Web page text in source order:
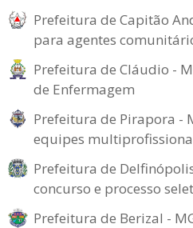
Prefeitura de Capitão
para agentes
Prefeitura de Cláudio -
de Enfermagem
Prefeitura de Pirapora -
equipes
Prefeitura de
concurso e processo
Prefeitura de Berizal -